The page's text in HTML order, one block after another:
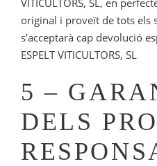
VITICULTORS, SL, en
original i proveït de tots els
s’acceptarà cap devolució
ESPELT VITICULTORS, SL
5 –
DELS